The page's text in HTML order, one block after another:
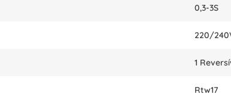
0,3-3S
220/
1
Rtw17